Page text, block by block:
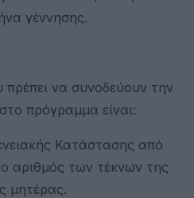
γέννησης.
πρέπει να συνοδεύουν την
πρόγραμμα είναι:
Κατάστασης από
αριθμός των τέκνων της
μητέρας.